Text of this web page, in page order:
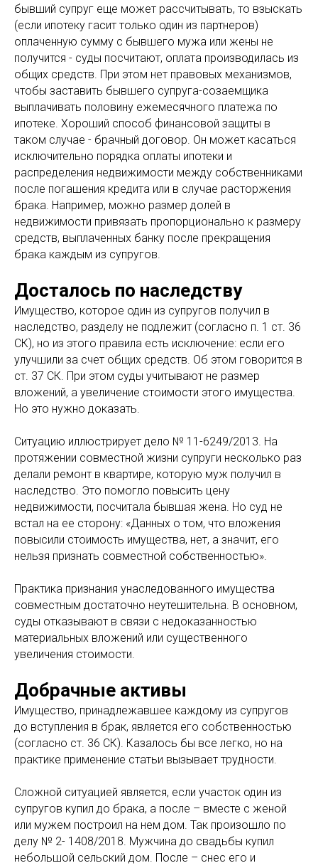
бывший супруг еще может рассчитывать, то взыскать
(если ипотеку гасит только один из партнеров)
оплаченную сумму с бывшего мужа или жены не
получится - суды посчитают, оплата производилась из
общих средств. При этом нет правовых механизмов,
чтобы заставить бывшего супруга-созаемщика
выплачивать половину ежемесячного платежа по
ипотеке. Хороший способ финансовой защиты в
таком случае - брачный договор. Он может касаться
исключительно порядка оплаты ипотеки и
распределения недвижимости между собственниками
после погашения кредита или в случае расторжения
брака. Например, можно размер долей в
недвижимости привязать пропорционально к размеру
средств, выплаченных банку после прекращения
брака каждым из супругов.
Досталось по наследству
Имущество, которое один из супругов получил в
наследство, разделу не подлежит (согласно п. 1 ст. 36
СК), но из этого правила есть исключение: если его
улучшили за счет общих средств. Об этом говорится в
ст. 37 СК. При этом суды учитывают не размер
вложений, а увеличение стоимости этого имущества.
Но это нужно доказать.
Ситуацию иллюстрирует дело № 11-6249/2013. На
протяжении совместной жизни супруги несколько раз
делали ремонт в квартире, которую муж получил в
наследство. Это помогло повысить цену
недвижимости, посчитала бывшая жена. Но суд не
встал на ее сторону: «Данных о том, что вложения
повысили стоимость имущества, нет, а значит, его
нельзя признать совместной собственностью».
Практика признания унаследованного имущества
совместным достаточно неутешительна. В основном,
суды отказывают в связи с недоказанностью
материальных вложений или существенного
увеличения стоимости.
Добрачные активы
Имущество, принадлежавшее каждому из супругов
до вступления в брак, является его собственностью
(согласно ст. 36 СК). Казалось бы все легко, но на
практике применение статьи вызывает трудности.
Сложной ситуацией является, если участок один из
супругов купил до брака, а после – вместе с женой
или мужем построил на нем дом. Так произошло по
делу № 2- 1408/2018. Мужчина до свадьбы купил
небольшой сельский дом. После – снес его и